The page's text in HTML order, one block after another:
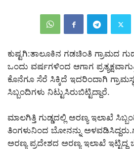
ಕುಷ್ಟಗಿ:ತಾಲೂಕಿನ ಗಡಚಿಂತಿ ಗ್ರಾಮದ
ಒಂದು ವರ್ಷಗಳಿಂದ ಆಗಾಗ
ಕೊನೆಗೂ ಸೆರೆ ಸಿಕ್ಕಿದೆ ಇದರಿಂದಾಗಿ
ಸಿಬ್ಬಂದಿಗಳು ನಿಟ್ಟುಸಿರುಬಿಟ್ಟಿದ್ದಾರೆ.
ಮಾಲಗಿತ್ತಿ ಗುಡ್ಡದಲ್ಲಿ ಅರಣ್ಯ ಇಲಾಖೆ
‌ತಿಂಗಳುನಿಂದ ಬೋನನ್ನು
ಅರಣ್ಯ ಪ್ರದೇಶದ ಅರಣ್ಯ ಇಲಾಖೆ